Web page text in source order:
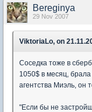
Bereginya
29 Nov 2007
ViktoriaLo, on
Соседка тоже в
1050$ в месяц,
агентства Миэль, он
"Если бы не